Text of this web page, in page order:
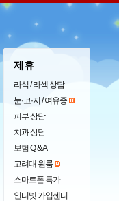
제휴
라식 / 라섹 상담
눈·코·지 / 여유증
피부 상담
치과 상담
보험 Q & A
고려대 원룸
스마트폰 특가
인터넷 가입센터